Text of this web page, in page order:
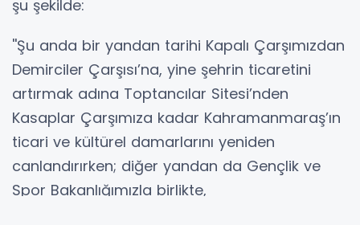
şu şekilde:
''Şu anda bir yandan tarihi Kapalı Çarşımızdan
Demirciler Çarşısı’na, yine şehrin ticaretini
artırmak adına Toptancılar Sitesi’nden
Kasaplar Çarşımıza kadar Kahramanmaraş’ın
ticari ve kültürel damarlarını yeniden
canlandırırken; diğer yandan da Gençlik ve
Spor Bakanlığımızla birlikte,